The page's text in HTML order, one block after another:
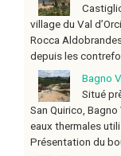
village du Val
Rocca
depuis les
Bagno
Situé
San Quirico,
eaux thermales
Présentation du